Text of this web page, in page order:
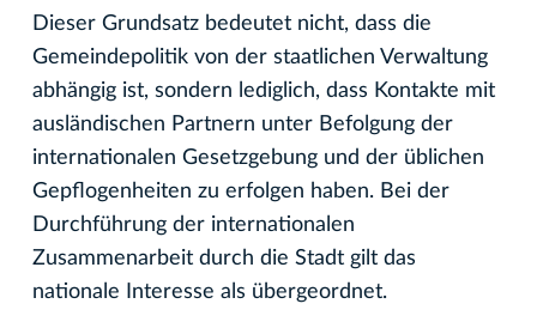
Dieser Grundsatz bedeutet nicht, dass die
Gemeindepolitik von der staatlichen Verwaltung
abhängig ist, sondern lediglich, dass Kontakte mit
ausländischen Partnern unter Befolgung der
internationalen Gesetzgebung und der üblichen
Gepflogenheiten zu erfolgen haben. Bei der
Durchführung der internationalen
Zusammenarbeit durch die Stadt gilt das
nationale Interesse als übergeordnet.